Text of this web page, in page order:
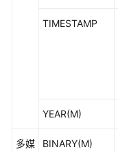
概
限
TIMESTAMP
YEAR(M)
多媒
BINARY(M)